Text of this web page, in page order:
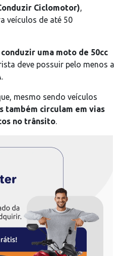
Ciclomotor),
veículos de até 50
uma moto de 50cc
deve possuir pelo menos a
mesmo sendo veículos
também circulam em vias
no trânsito.